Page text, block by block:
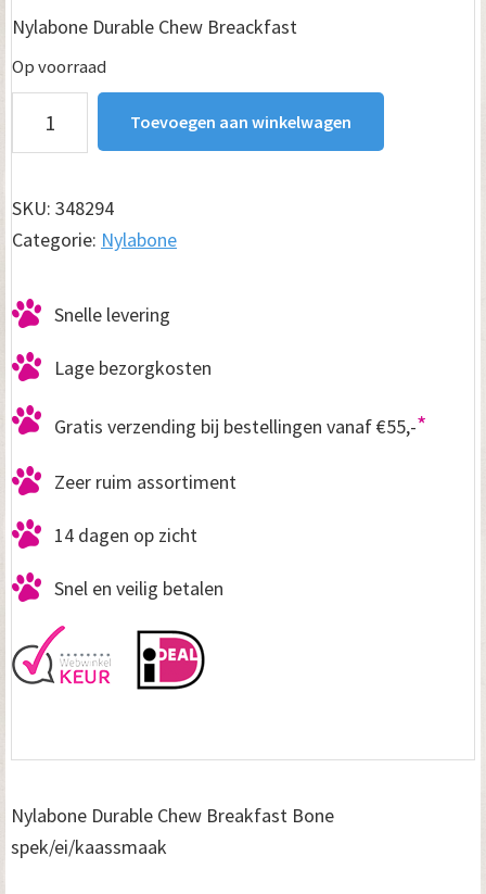
€ 17.95.
prijs
Nylabone Durable Chew Breackfast
Op voorraad
Durable
Breackfast
aantal
Toevoegen aan winkelwagen
SKU: 348294
Categorie: Nylabone
Snelle levering
Lage bezorgkosten
Gratis verzending bij bestellingen vanaf €55,-*
Zeer ruim assortiment
14 dagen op zicht
Snel en veilig betalen
Nylabone Durable Chew Breakfast Bone
spek/ei/kaassmaak